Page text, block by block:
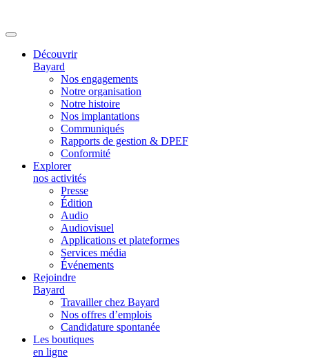
Découvrir
Bayard
Nos engagements
Notre organisation
Notre histoire
Nos implantations
Communiqués
Rapports de gestion & DPEF
Conformité
Explorer
nos activités
Presse
Édition
Audio
Audiovisuel
Applications et plateformes
Services média
Événements
Rejoindre
Bayard
Travailler chez Bayard
Nos offres d’emplois
Candidature spontanée
Les boutiques
en ligne